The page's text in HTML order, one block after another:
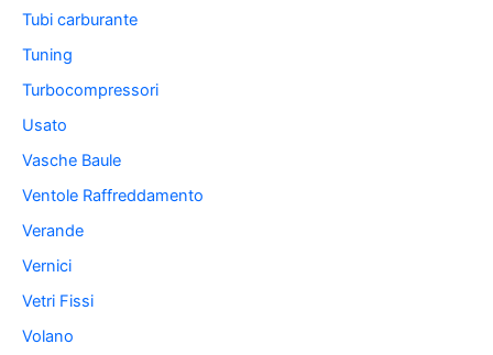
Tubi carburante
Tuning
Turbocompressori
Usato
Vasche Baule
Ventole Raffreddamento
Verande
Vernici
Vetri Fissi
Volano